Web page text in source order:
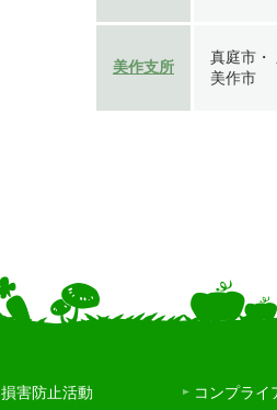
美作支所
真庭市・
美作市
損害防止活動 コンプライ